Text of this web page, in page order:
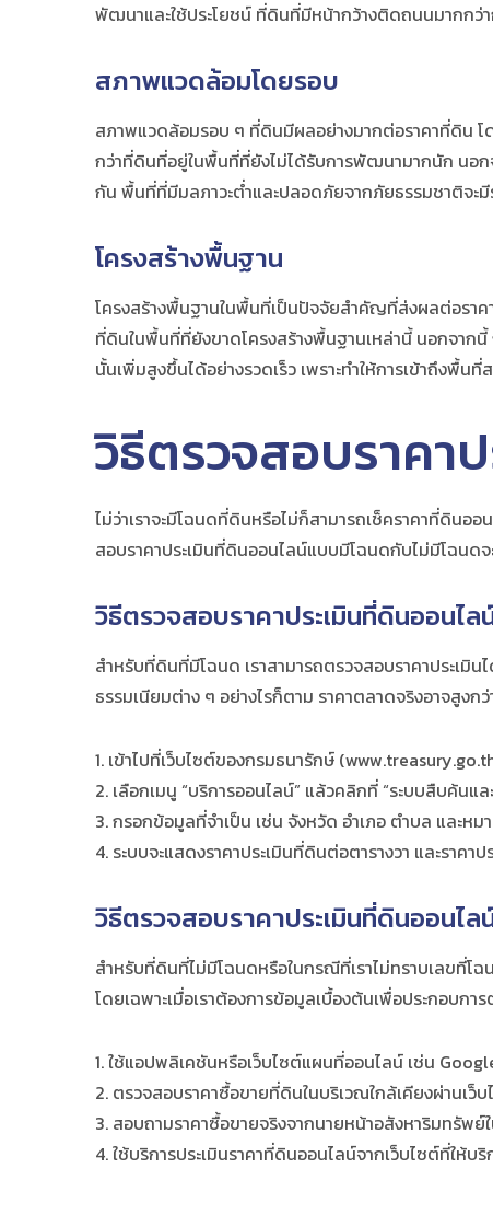
พัฒนาและใช้ประโยชน์ ที่ดินที่มีหน้ากว้างติดถนนมากกว่
สภาพแวดล้อมโดยรอบ
สภาพแวดล้อมรอบ ๆ ที่ดินมีผลอย่างมากต่อราคาที่ดิน
กว่าที่ดินที่อยู่ในพื้นที่ที่ยังไม่ได้รับการพัฒนามากนัก นอ
กัน พื้นที่ที่มีมลภาวะต่ำและปลอดภัยจากภัยธรรมชาติจะ
โครงสร้างพื้นฐาน
โครงสร้างพื้นฐานในพื้นที่เป็นปัจจัยสำคัญที่ส่งผลต่อราค
ที่ดินในพื้นที่ที่ยังขาดโครงสร้างพื้นฐานเหล่านี้ นอกจาก
นั้นเพิ่มสูงขึ้นได้อย่างรวดเร็ว เพราะทำให้การเข้าถึงพื้
วิธีตรวจสอบราคา
ไม่ว่าเราจะมีโฉนดที่ดินหรือไม่ก็สามารถเช็คราคาที่ดินออ
สอบราคาประเมินที่ดินออนไลน์แบบมีโฉนดกับไม่มีโฉนด
วิธีตรวจสอบราคาประเมินที่ดินออนไ
สำหรับที่ดินที่มีโฉนด เราสามารถตรวจสอบราคาประเมิ
ธรรมเนียมต่าง ๆ อย่างไรก็ตาม ราคาตลาดจริงอาจสูง
เข้าไปที่เว็บไซต์ของกรมธนารักษ์ (
เลือกเมนู “บริการออนไลน์” แล้วคลิกที่ “ระบบสืบค้นแ
กรอกข้อมูลที่จำเป็น เช่น จังหวัด อำเภอ ตำบล และห
ระบบจะแสดงราคาประเมินที่ดินต่อตารางวา และราค
วิธีตรวจสอบราคาประเมินที่ดินออนไล
สำหรับที่ดินที่ไม่มีโฉนดหรือในกรณีที่เราไม่ทราบเลขที่โ
โดยเฉพาะเมื่อเราต้องการข้อมูลเบื้องต้นเพื่อประกอบกา
ใช้แอปพลิเคชันหรือเว็บไซต์แผนที่ออนไลน์ เช่น
ตรวจสอบราคาซื้อขายที่ดินในบริเวณใกล้เคียงผ่านเว็
สอบถามราคาซื้อขายจริงจากนายหน้าอสังหาริมทรัพ
ใช้บริการประเมินราคาที่ดินออนไลน์จากเว็บไซต์ที่ใ